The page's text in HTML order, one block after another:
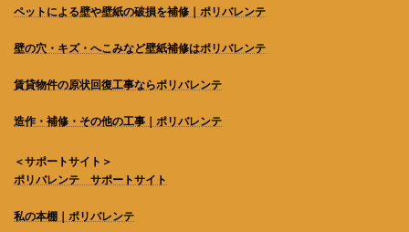
ペットによる壁や壁紙の破損を補修｜ポリバレンテ
壁の穴・キズ・へこみなど壁紙補修はポリバレンテ
賃貸物件の原状回復工事ならポリバレンテ
造作・補修・その他の工事｜ポリバレンテ
＜サポートサイト＞
ポリバレンテ サポートサイト
私の本棚｜ポリバレンテ